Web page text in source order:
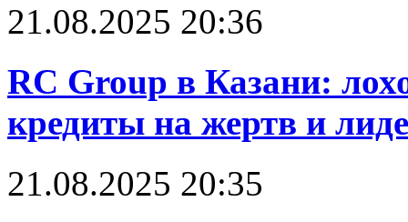
21.08.2025 20:36
RC Group в Казани:
кредиты на жертв и
21.08.2025 20:35